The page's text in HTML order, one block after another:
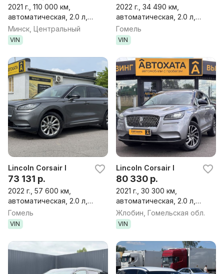
2021 г., 110 000 км,
автоматическая, 2.0 л,
бензин, внедорожник
Минск, Центральный
VIN
2022 г., 34 490 км,
автоматическая, 2.0 л,
бензин, внедорожник
Гомель
VIN
Lincoln Corsair I
73 131 р.
2022 г., 57 600 км,
автоматическая, 2.0 л,
бензин, внедорожник
Гомель
VIN
Lincoln Corsair I
80 330 р.
2021 г., 30 300 км,
автоматическая, 2.0 л,
бензин, внедорожник
Жлобин, Гомельская обл.
VIN